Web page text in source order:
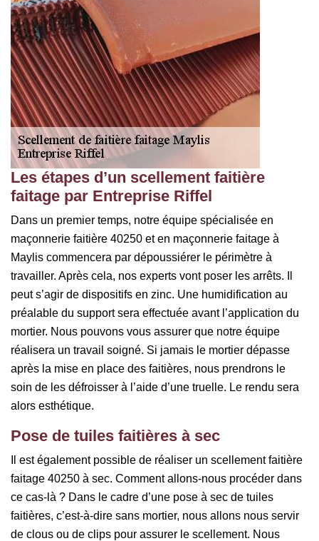
Les étapes d’un scellement faitière
faitage par Entreprise Riffel
Dans un premier temps, notre équipe spécialisée en
maçonnerie faitière 40250 et en maçonnerie faitage à
Maylis commencera par dépoussiérer le périmètre à
travailler. Après cela, nos experts vont poser les arrêts. Il
peut s’agir de dispositifs en zinc. Une humidification au
préalable du support sera effectuée avant l’application du
mortier. Nous pouvons vous assurer que notre équipe
réalisera un travail soigné. Si jamais le mortier dépasse
après la mise en place des faitières, nous prendrons le
soin de les défroisser à l’aide d’une truelle. Le rendu sera
alors esthétique.
Pose de tuiles faitières à sec
Il est également possible de réaliser un scellement faitière
faitage 40250 à sec. Comment allons-nous procéder dans
ce cas-là ? Dans le cadre d’une pose à sec de tuiles
faitières, c’est-à-dire sans mortier, nous allons nous servir
de clous ou de clips pour assurer le scellement. Nous